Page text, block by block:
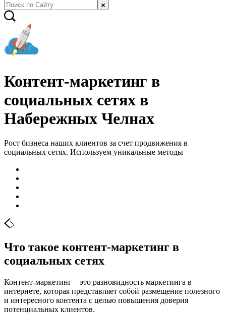
Контент-маркетинг в
социальных сетях в
Набережных Челнах
Рост бизнеса наших клиентов за счет продвижения в
социальных сетях. Используем уникальные методы
Что такое контент-маркетинг в
социальных сетях
Контент-маркетинг – это разновидность маркетинга в
интернете, которая представляет собой размещение полезного
и интересного контента с целью повышения доверия
потенциальных клиентов.